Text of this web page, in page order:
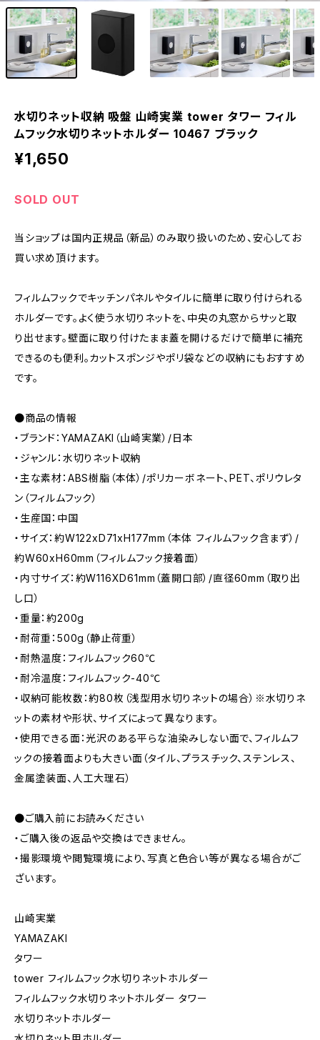
水切りネット収納 吸盤 山崎実業 tower タワー フィル
ムフック水切りネットホルダー 10467 ブラック
¥1,650
SOLD OUT
当ショップは国内正規品（新品）のみ取り扱いのため、安心してお
買い求め頂けます。
フィルムフックでキッチンパネルやタイルに簡単に取り付けられる
ホルダーです。よく使う水切りネットを、中央の丸窓からサッと取
り出せます。壁面に取り付けたまま蓋を開けるだけで簡単に補充
できるのも便利。カットスポンジやポリ袋などの収納にもおすすめ
です。
●商品の情報
・ブランド：YAMAZAKI（山崎実業）/日本
・ジャンル：水切りネット収納
・主な素材：ABS樹脂（本体）/ポリカーボネート、PET、ポリウレタ
ン（フィルムフック）
・生産国：中国
・サイズ：約W122xD71xH177mm（本体 フィルムフック含まず）/
約W60xH60mm（フィルムフック接着面）
・内寸サイズ：約W116XD61mm（蓋開口部）/直径60mm（取り出
し口）
・重量：約200g
・耐荷重：500g（静止荷重）
・耐熱温度：フィルムフック60℃
・耐冷温度：フィルムフック-40℃
・収納可能枚数：約80枚（浅型用水切りネットの場合）※水切りネ
ットの素材や形状、サイズによって異なります。
・使用できる面：光沢のある平らな油染みしない面で、フィルムフ
ックの接着面よりも大きい面（タイル、プラスチック、ステンレス、
金属塗装面、人工大理石）
●ご購入前にお読みください
・ご購入後の返品や交換はできません。
・撮影環境や閲覧環境により、写真と色合い等が異なる場合がご
ざいます。
山崎実業
YAMAZAKI
タワー
tower フィルムフック水切りネットホルダー
フィルムフック水切りネットホルダー タワー
水切りネットホルダー